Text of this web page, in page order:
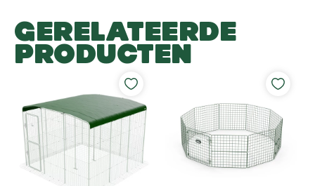
GERELATEERDE
PRODUCTEN